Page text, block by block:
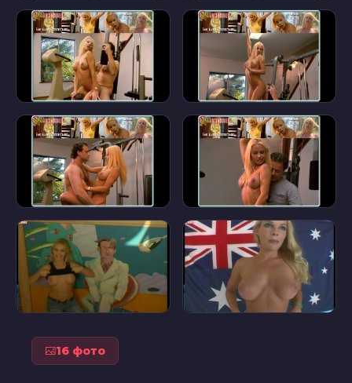
16 фото